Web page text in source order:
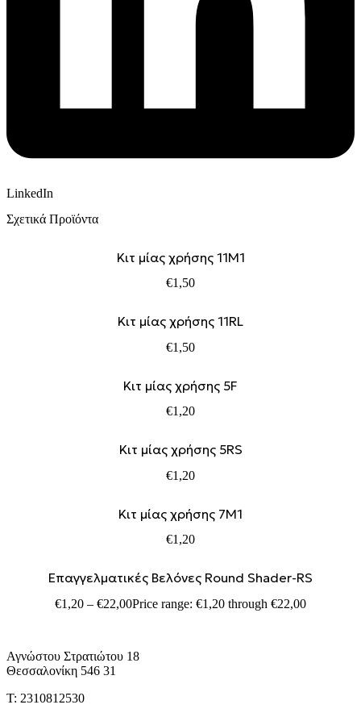
LinkedIn
Σχετικά Προϊόντα
Kιτ μίας χρήσης 11M1
€1,50
Kιτ μίας χρήσης 11RL
€1,50
Kιτ μίας χρήσης 5F
€1,20
Kιτ μίας χρήσης 5RS
€1,20
Kιτ μίας χρήσης 7M1
€1,20
Επαγγελματικές Βελόνες Round Shader-RS
€1,20 – €22,00Price range: €1,20 through €22,00
Αγνώστου Στρατιώτου 18
Θεσσαλονίκη 546 31
Τ: 2310812530